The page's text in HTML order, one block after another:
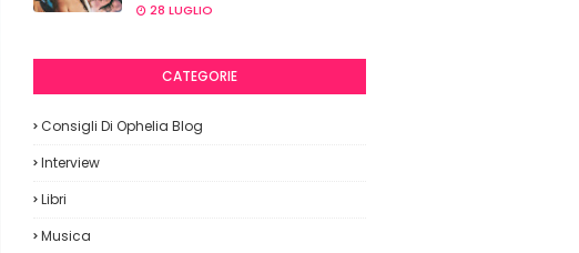
28 LUGLIO
CATEGORIE
Consigli Di Ophelia Blog
Interview
Libri
Musica